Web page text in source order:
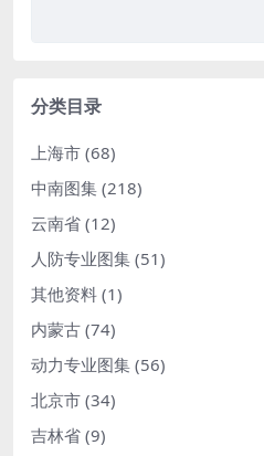
分类目录
上海市 (68)
中南图集 (218)
云南省 (12)
人防专业图集 (51)
其他资料 (1)
内蒙古 (74)
动力专业图集 (56)
北京市 (34)
吉林省 (9)